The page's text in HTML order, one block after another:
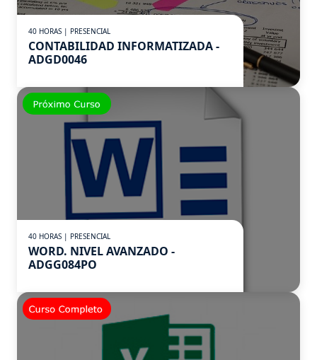
40 HORAS | PRESENCIAL
CONTABILIDAD INFORMATIZADA -
ADGD0046
40 HORAS | PRESENCIAL
WORD. NIVEL AVANZADO -
ADGG084PO